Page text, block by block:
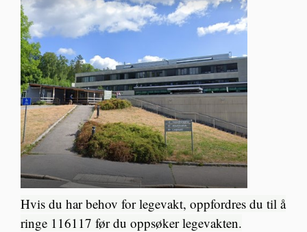
Hvis du har behov for legevakt, oppfordres du til å
ringe 116117 før du oppsøker legevakten.